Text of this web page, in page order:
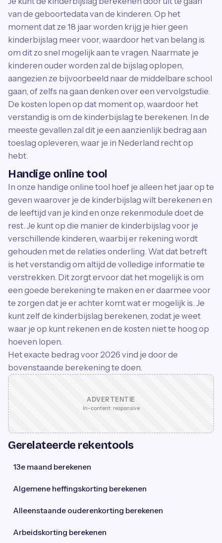
van de geboortedata van de kinderen. Op het
moment dat ze 18 jaar worden krijg je hier geen
kinderbijslag meer voor, waardoor het van belang is
om dit zo snel mogelijk aan te vragen. Naarmate je
kinderen ouder worden zal de bijslag oplopen,
aangezien ze bijvoorbeeld naar de middelbare school
gaan, of zelfs na gaan denken over een vervolgstudie.
De kosten lopen op dat moment op, waardoor het
verstandig is om de kinderbijslag te berekenen. In de
meeste gevallen zal dit je een aanzienlijk bedrag aan
toeslag opleveren, waar je in Nederland recht op
hebt.
Handige online tool
In onze handige online tool hoef je alleen het jaar op te
geven waarover je de kinderbijslag wilt berekenen en
de leeftijd van je kind en onze rekenmodule doet de
rest. Je kunt op die manier de kinderbijslag voor je
verschillende kinderen, waarbij er rekening wordt
gehouden met de relaties onderling. Wat dat betreft
is het verstandig om altijd de volledige informatie te
verstrekken. Dit zorgt ervoor dat het mogelijk is om
een goede berekening te maken en er daarmee voor
te zorgen dat je er achter komt wat er mogelijk is. Je
kunt zelf de kinderbijslag berekenen, zodat je weet
waar je op kunt rekenen en de kosten niet te hoog op
hoeven lopen.
Het exacte bedrag voor 2026 vind je door de
bovenstaande berekening te doen.
ADVERTENTIE
In-content · responsive
Gerelateerde rekentools
13e maand berekenen
Algemene heffingskorting berekenen
Alleenstaande ouderenkorting berekenen
Arbeidskorting berekenen